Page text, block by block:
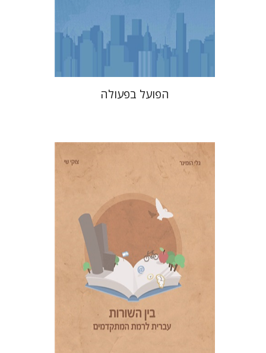
הנחת אתר ספר מודפס
$26
$23
הפועל בפעולה
גלי הומינר צוקי שי
הנחת אתר ספר מודפס